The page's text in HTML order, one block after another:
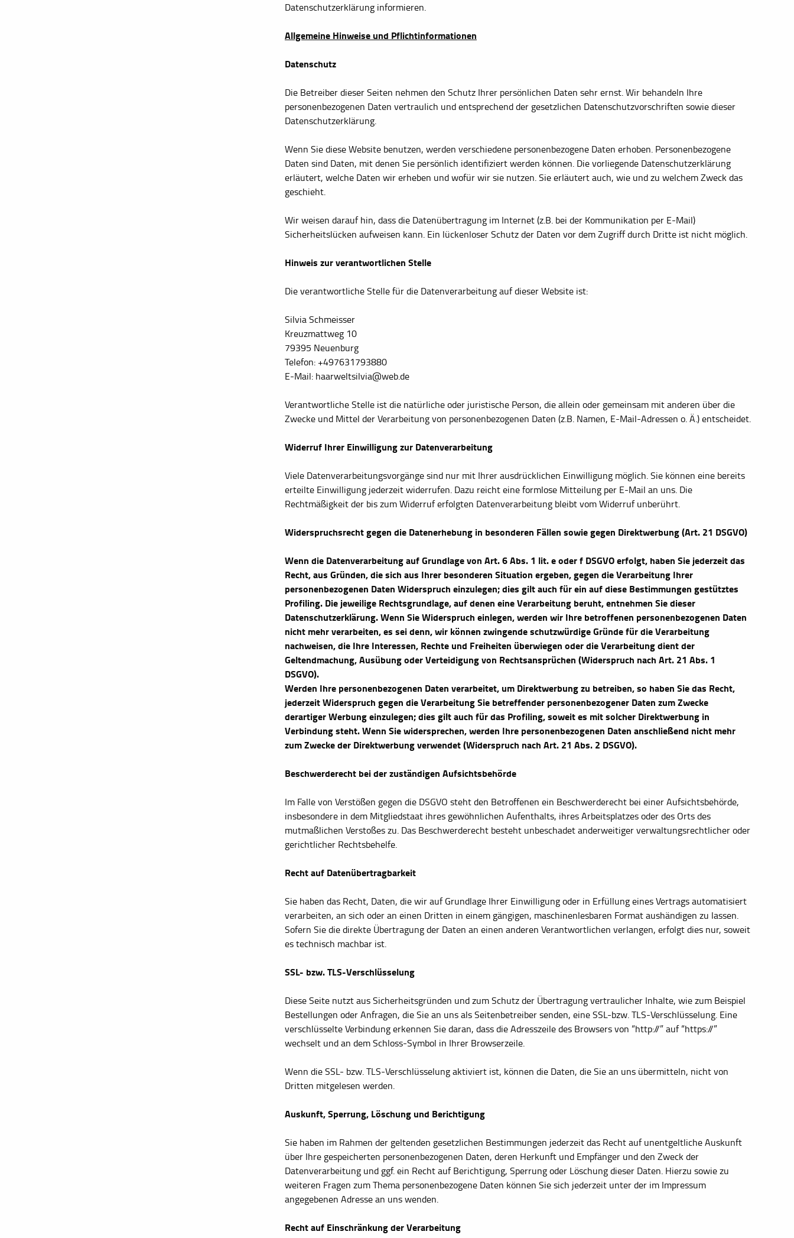
Datenschutzerklärung informieren.
Allgemeine Hinweise und Pflichtinformationen
Datenschutz
Die Betreiber dieser Seiten nehmen den Schutz Ihrer persönlichen Daten sehr ernst. Wir behandeln Ihre
personenbezogenen Daten vertraulich und entsprechend der gesetzlichen Datenschutzvorschriften sowie dieser
Datenschutzerklärung.
Wenn Sie diese Website benutzen, werden verschiedene personenbezogene Daten erhoben. Personenbezogene
Daten sind Daten, mit denen Sie persönlich identifiziert werden können. Die vorliegende Datenschutzerklärung
erläutert, welche Daten wir erheben und wofür wir sie nutzen. Sie erläutert auch, wie und zu welchem Zweck das
geschieht.
Wir weisen darauf hin, dass die Datenübertragung im Internet (z.B. bei der Kommunikation per E-Mail)
Sicherheitslücken aufweisen kann. Ein lückenloser Schutz der Daten vor dem Zugriff durch Dritte ist nicht möglich.
Hinweis zur verantwortlichen Stelle
Die verantwortliche Stelle für die Datenverarbeitung auf dieser Website ist:
Silvia Schmeisser
Kreuzmattweg 10
79395 Neuenburg
Telefon: +497631793880
E-Mail: haarweltsilvia@web.de
Verantwortliche Stelle ist die natürliche oder juristische Person, die allein oder gemeinsam mit anderen über die
Zwecke und Mittel der Verarbeitung von personenbezogenen Daten (z.B. Namen, E-Mail-Adressen o. Ä.) entscheidet.
Widerruf Ihrer Einwilligung zur Datenverarbeitung
Viele Datenverarbeitungsvorgänge sind nur mit Ihrer ausdrücklichen Einwilligung möglich. Sie können eine bereits
erteilte Einwilligung jederzeit widerrufen. Dazu reicht eine formlose Mitteilung per E-Mail an uns. Die
Rechtmäßigkeit der bis zum Widerruf erfolgten Datenverarbeitung bleibt vom Widerruf unberührt.
Widerspruchsrecht gegen die Datenerhebung in besonderen Fällen sowie gegen Direktwerbung (Art. 21 DSGVO)
Wenn die Datenverarbeitung auf Grundlage von Art. 6 Abs. 1 lit. e oder f DSGVO erfolgt, haben Sie jederzeit das
Recht, aus Gründen, die sich aus Ihrer besonderen Situation ergeben, gegen die Verarbeitung Ihrer
personenbezogenen Daten Widerspruch einzulegen; dies gilt auch für ein auf diese Bestimmungen gestütztes
Profiling. Die jeweilige Rechtsgrundlage, auf denen eine Verarbeitung beruht, entnehmen Sie dieser
Datenschutzerklärung. Wenn Sie Widerspruch einlegen, werden wir Ihre betroffenen personenbezogenen Daten
nicht mehr verarbeiten, es sei denn, wir können zwingende schutzwürdige Gründe für die Verarbeitung
nachweisen, die Ihre Interessen, Rechte und Freiheiten überwiegen oder die Verarbeitung dient der
Geltendmachung, Ausübung oder Verteidigung von Rechtsansprüchen (Widerspruch nach Art. 21 Abs. 1
DSGVO).
Werden Ihre personenbezogenen Daten verarbeitet, um Direktwerbung zu betreiben, so haben Sie das Recht,
jederzeit Widerspruch gegen die Verarbeitung Sie betreffender personenbezogener Daten zum Zwecke
derartiger Werbung einzulegen; dies gilt auch für das Profiling, soweit es mit solcher Direktwerbung in
Verbindung steht. Wenn Sie widersprechen, werden Ihre personenbezogenen Daten anschließend nicht mehr
zum Zwecke der Direktwerbung verwendet (Widerspruch nach Art. 21 Abs. 2 DSGVO).
Beschwerderecht bei der zuständigen Aufsichtsbehörde
Im Falle von Verstößen gegen die DSGVO steht den Betroffenen ein Beschwerderecht bei einer Aufsichtsbehörde,
insbesondere in dem Mitgliedstaat ihres gewöhnlichen Aufenthalts, ihres Arbeitsplatzes oder des Orts des
mutmaßlichen Verstoßes zu. Das Beschwerderecht besteht unbeschadet anderweitiger verwaltungsrechtlicher oder
gerichtlicher Rechtsbehelfe.
Recht auf Datenübertragbarkeit
Sie haben das Recht, Daten, die wir auf Grundlage Ihrer Einwilligung oder in Erfüllung eines Vertrags automatisiert
verarbeiten, an sich oder an einen Dritten in einem gängigen, maschinenlesbaren Format aushändigen zu lassen.
Sofern Sie die direkte Übertragung der Daten an einen anderen Verantwortlichen verlangen, erfolgt dies nur, soweit
es technisch machbar ist.
SSL- bzw. TLS-Verschlüsselung
Diese Seite nutzt aus Sicherheitsgründen und zum Schutz der Übertragung vertraulicher Inhalte, wie zum Beispiel
Bestellungen oder Anfragen, die Sie an uns als Seitenbetreiber senden, eine SSL-bzw. TLS-Verschlüsselung. Eine
verschlüsselte Verbindung erkennen Sie daran, dass die Adresszeile des Browsers von “http://” auf “https://”
wechselt und an dem Schloss-Symbol in Ihrer Browserzeile.
Wenn die SSL- bzw. TLS-Verschlüsselung aktiviert ist, können die Daten, die Sie an uns übermitteln, nicht von
Dritten mitgelesen werden.
Auskunft, Sperrung, Löschung und Berichtigung
Sie haben im Rahmen der geltenden gesetzlichen Bestimmungen jederzeit das Recht auf unentgeltliche Auskunft
über Ihre gespeicherten personenbezogenen Daten, deren Herkunft und Empfänger und den Zweck der
Datenverarbeitung und ggf. ein Recht auf Berichtigung, Sperrung oder Löschung dieser Daten. Hierzu sowie zu
weiteren Fragen zum Thema personenbezogene Daten können Sie sich jederzeit unter der im Impressum
angegebenen Adresse an uns wenden.
Recht auf Einschränkung der Verarbeitung